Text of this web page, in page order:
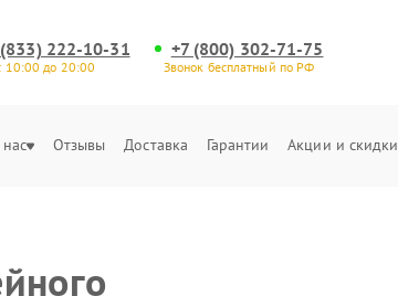
222-10-31
10:00 до 20:00
+7 (800) 302-71-75
Звонок бесплатный по РФ
Отзывы Доставка Гарантии Акции и скидки